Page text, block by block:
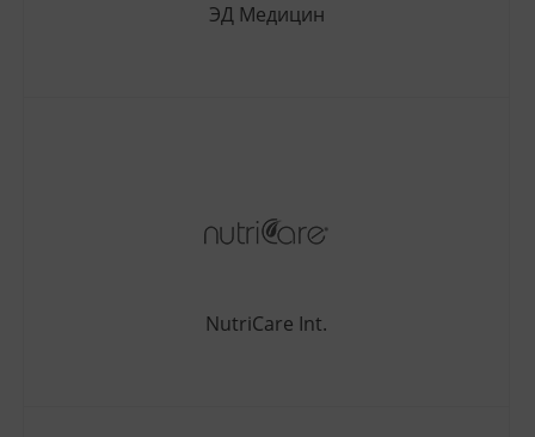
ЭД Медицин
NutriCare Int.